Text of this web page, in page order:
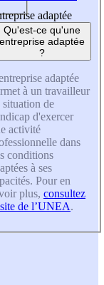
adaptée
Qu'est-ce qu'une
entreprise adaptée
?
adaptée
à un travailleur
situation de
d'exercer
activité
dans
conditions
à ses
Pour en
plus, consultez
de l’UNEA.